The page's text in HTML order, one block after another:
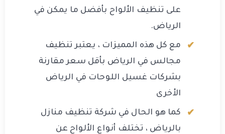
على تنظيف الألواح بأفضل ما يمكن في
الرياض.
مع كل هذه المميزات ، يعتبر تنظيف
مجالس في الرياض بأقل سعر مقارنة
بشركات غسيل اللوحات في الرياض
الأخرى
كما هو الحال في شركة تنظيف منازل
بالرياض ، تختلف أنواع الألواح عن